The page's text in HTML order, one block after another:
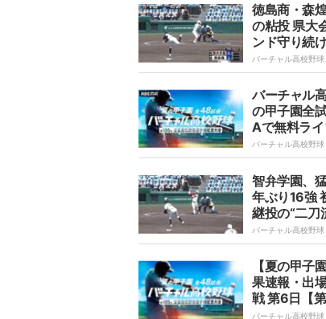
徳島商・森
の粘投 県大
ンド守り続
に場内から
投に涙」「
した」
バーチャル高校野球
バーチャル
の甲子園全
Aで無料ラ
バーチャル高校野球
智弁学園、
年ぶり16強
継投の“二刀
打でけん引
とのエース
バーチャル高校野球
【夏の甲子
果速報・出
戦 第6日【
高校野球選
バーチャル高校野球